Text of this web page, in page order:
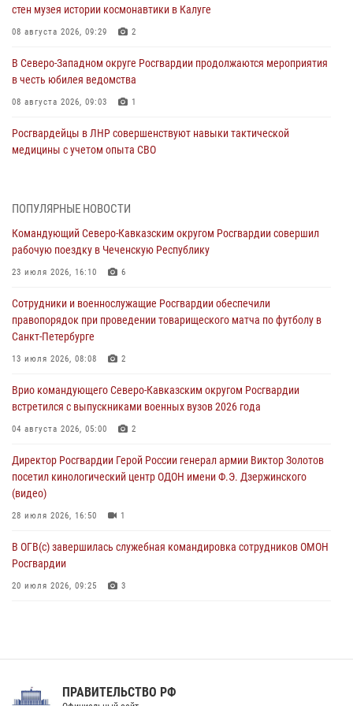
стен музея истории космонавтики в Калуге
08 августа 2026, 09:29 2
В Северо-Западном округе Росгвардии продолжаются мероприятия
в честь юбилея ведомства
08 августа 2026, 09:03 1
Росгвардейцы в ЛНР совершенствуют навыки тактической
медицины с учетом опыта СВО
Росгвардейцы обеспечили безопасность «Поезда Победы» в
08 августа 2026, 07:00
В Кабардино-Балкарии сотрудники Росгвардии провели турнир по
08 августа 2026, 07:00
Военнослужащие Софринской бригады Росгвардии встретились с
участником патриотического проекта «Дорогой Ломоносова —
08 августа 2026, 07:00 2
ОМОН «Ойрат» Управления Росгвардии по Республике Калмыкия
08 августа 2026, 07:00
ПОПУЛЯРНЫЕ НОВОСТИ
Командующий Северо-Кавказским округом Росгвардии совершил
рабочую поездку в Чеченскую Республику
23 июля 2026, 16:10 6
Сотрудники и военнослужащие Росгвардии обеспечили
правопорядок при проведении товарищеского матча по футболу в
Санкт-Петербурге
13 июля 2026, 08:08 2
Врио командующего Северо-Кавказским округом Росгвардии
встретился с выпускниками военных вузов 2026 года
04 августа 2026, 05:00 2
Директор Росгвардии Герой России генерал армии Виктор Золотов
посетил кинологический центр ОДОН имени Ф.Э. Дзержинского
(видео)
28 июля 2026, 16:50 1
В ОГВ(с) завершилась служебная командировка сотрудников ОМОН
Росгвардии
20 июля 2026, 09:25 3
Праздник «Один день с Росгвардией» к 105-летию Центрального
ПРАВИТЕЛЬСТВО РФ